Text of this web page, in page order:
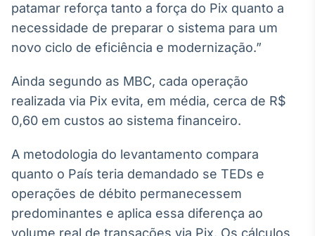
Curadoria
conteúdos
noticiosos
Soluções de
Tecnologia
Broadcast
Radar
inteligente de
notícias e
patamar reforça tanto a força do Pix quanto a
necessidade de preparar o sistema para um
novo ciclo de eficiência e modernização.”
Ainda segundo as MBC, cada operação
realizada via Pix evita, em média, cerca de R$
0,60 em custos ao sistema financeiro.
A metodologia do levantamento compara
quanto o País teria demandado se TEDs e
operações de débito permanecessem
predominantes e aplica essa diferença ao
volume real de transações via Pix. Os cálculos